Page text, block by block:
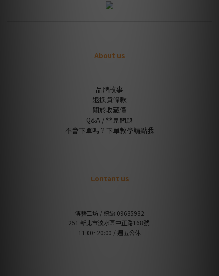
About us
品牌故事
退換貨條款
關於收藏價
Q&A / 常見問題
不會下單嗎？下單教學請點我
Contant us
傳藝工坊 / 統編 09635932
251 新北市淡水區中正路168號
11:00~20:00 / 週五公休